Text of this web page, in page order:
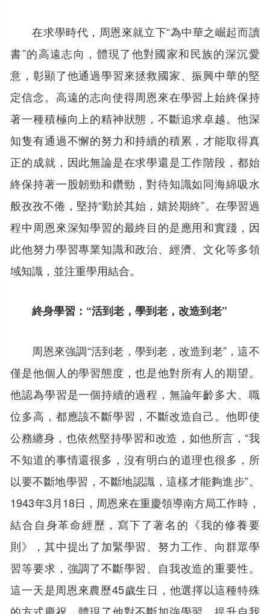
在求學時代，周恩來就立下“為中華之崛起而讀
書”的高遠志向，體現了他對國家和民族的深沉愛
意，彰顯了他通過學習來拯救國家、振興中華的堅
定信念。高遠的志向使得周恩來在學習上始終保持
著一種積極向上的精神狀態，不斷追求卓越。他深
知隻有通過不懈的努力和持續的積累，才能取得真
正的成就，因此無論是在求學還是工作階段，都始
終保持著一股韌勁和鑽勁，對待知識如同海綿吸水
般孜孜不倦，堅持“勤於其始，嬉於期終”。在學習過
程中周恩來深知學習的最終目的是應用和實踐，因
此他努力學習專業知識和政治、經濟、文化等多領
域知識，並注重學用結合。
終身學習：“活到老，學到老，改造到老”
周恩來強調“活到老，學到老，改造到老”，這不
僅是他個人的學習態度，也是他對所有人的期望。
他認為學習是一個持續的過程，無論年齡多大、職
位多高，都應該不斷學習，不斷改造自己。他即使
公務纏身，也依然堅持學習和改造，如他所言，“我
不知道的事情還很多，沒有明白的道理也很多，所
以要不斷地學習，不斷地認識，這樣才能夠進步”。
1943年3月18日，周恩來在重慶領導南方局工作時，
結合自身革命經歷，寫下了著名的《我的修養要
則》，其中提出了加緊學習、努力工作、向群眾學
習等要求，強調了不斷學習、自我改造的重要性。
這一天是周恩來農歷45歲生日，他選擇以這種特殊
的方式慶祝，體現了他對不斷加強學習、提升自我